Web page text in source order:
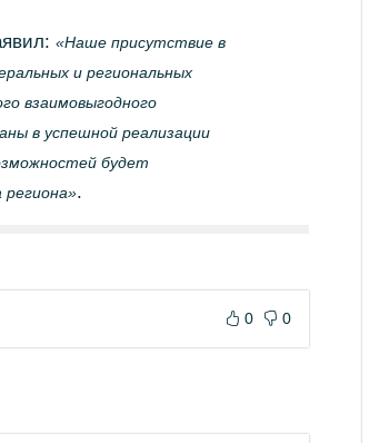
«Наше присутствие в
и региональных
взаимовыгодного
в успешной реализации
будет
.
0 0